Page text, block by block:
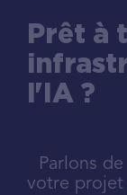
Prêt à
l'IA ?
Parlons de
votre projet